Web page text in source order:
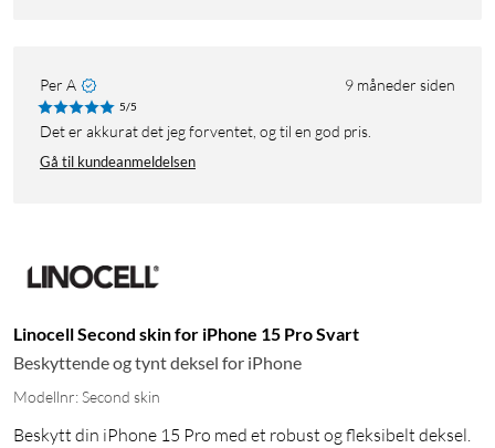
Per A 9 måneder siden
5/5
Det er akkurat det jeg forventet, og til en god pris.
Gå til kundeanmeldelsen
Linocell Second skin for iPhone 15 Pro Svart
Beskyttende og tynt deksel for iPhone
Modellnr: Second skin
Beskytt din iPhone 15 Pro med et robust og fleksibelt deksel.